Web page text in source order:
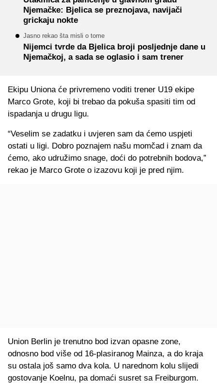
Njemačke: Bjelica se preznojava, navijači
grickaju nokte
Jasno rekao šta misli o tome
Nijemci tvrde da Bjelica broji posljednje dane u
Njemačkoj, a sada se oglasio i sam trener
Ekipu Uniona će privremeno voditi trener U19 ekipe
Marco Grote, koji bi trebao da pokuša spasiti tim od
ispadanja u drugu ligu.
“Veselim se zadatku i uvjeren sam da ćemo uspjeti
ostati u ligi. Dobro poznajem našu momčad i znam da
ćemo, ako udružimo snage, doći do potrebnih bodova,”
rekao je Marco Grote o izazovu koji je pred njim.
Union Berlin je trenutno bod izvan opasne zone,
odnosno bod više od 16-plasiranog Mainza, a do kraja
su ostala još samo dva kola. U narednom kolu slijedi
gostovanje Koelnu, pa domaći susret sa Freiburgom.